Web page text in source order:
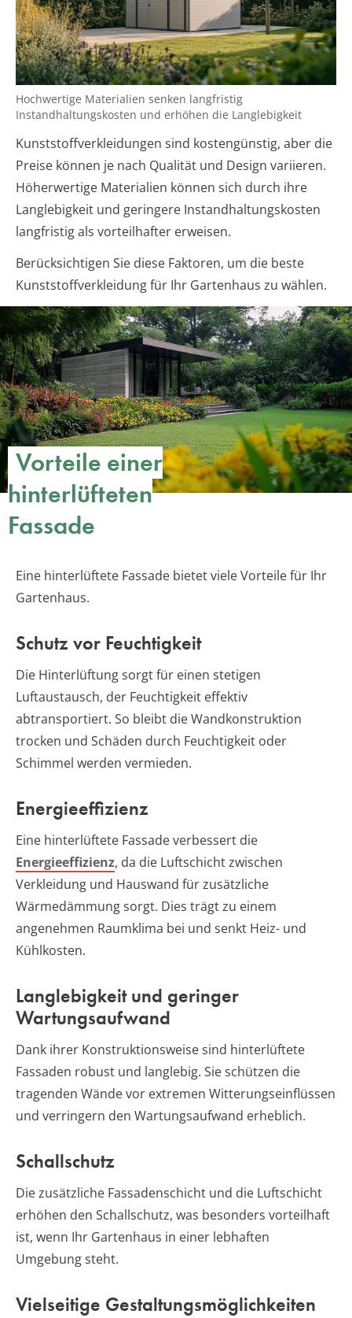
Hochwertige Materialien senken langfristig
Instandhaltungskosten und erhöhen die Langlebigkeit
Kunststoffverkleidungen sind kostengünstig, aber die
Preise können je nach Qualität und Design variieren.
Höherwertige Materialien können sich durch ihre
Langlebigkeit und geringere Instandhaltungskosten
langfristig als vorteilhafter erweisen.
Berücksichtigen Sie diese Faktoren, um die beste
Kunststoffverkleidung für Ihr Gartenhaus zu wählen.
Vorteile einer
hinterlüfteten
Fassade
Eine hinterlüftete Fassade bietet viele Vorteile für Ihr
Gartenhaus.
Schutz vor Feuchtigkeit
Die Hinterlüftung sorgt für einen stetigen
Luftaustausch, der Feuchtigkeit effektiv
abtransportiert. So bleibt die Wandkonstruktion
trocken und Schäden durch Feuchtigkeit oder
Schimmel werden vermieden.
Energieeffizienz
Eine hinterlüftete Fassade verbessert die
Energieeffizienz, da die Luftschicht zwischen
Verkleidung und Hauswand für zusätzliche
Wärmedämmung sorgt. Dies trägt zu einem
angenehmen Raumklima bei und senkt Heiz- und
Kühlkosten.
Langlebigkeit und geringer
Wartungsaufwand
Dank ihrer Konstruktionsweise sind hinterlüftete
Fassaden robust und langlebig. Sie schützen die
tragenden Wände vor extremen Witterungseinflüssen
und verringern den Wartungsaufwand erheblich.
Schallschutz
Die zusätzliche Fassadenschicht und die Luftschicht
erhöhen den Schallschutz, was besonders vorteilhaft
ist, wenn Ihr Gartenhaus in einer lebhaften
Umgebung steht.
Vielseitige Gestaltungsmöglichkeiten